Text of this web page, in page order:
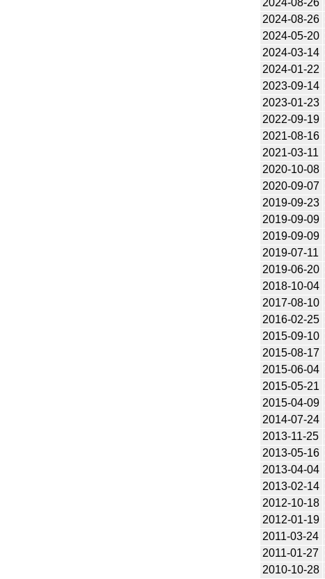
2024-08-26
2024-05-20
2024-03-14
2024-01-22
2023-09-14
2023-01-23
2022-09-19
2021-08-16
2021-03-11
2020-10-08
2020-09-07
2019-09-23
2019-09-09
2019-09-09
2019-07-11
2019-06-20
2018-10-04
2017-08-10
2016-02-25
2015-09-10
2015-08-17
2015-06-04
2015-05-21
2015-04-09
2014-07-24
2013-11-25
2013-05-16
2013-04-04
2013-02-14
2012-10-18
2012-01-19
2011-03-24
2011-01-27
2010-10-28